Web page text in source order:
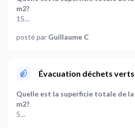
m2?
15
Que faut-il faire des feuilles
Où en êtes-vous dans votre projet ?
Je suis prêt à démarrer
Plus d’infos...
L'arbuste est une vigne. Il faut le
posté par Guillaume C
Évacuation déchets verts
Quelle est la superficie totale de la
m2?
5